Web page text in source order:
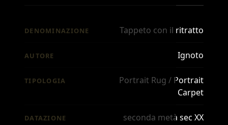
DENOMINAZIONE Tappeto con il ritratto
AUTORE Ignoto
TIPOLOGIA
Portrait Rug / Portrait
Carpet
DATAZIONE seconda metà sec XX